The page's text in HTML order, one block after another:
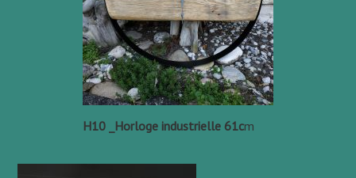
H10 _Horloge industrielle 61cm